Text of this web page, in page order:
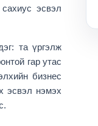
эсвэл
та үргэлж
гар утас
бизнес
эсвэл нэмэх